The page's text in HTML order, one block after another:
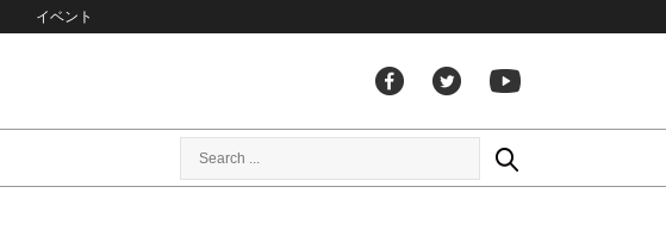
イベント